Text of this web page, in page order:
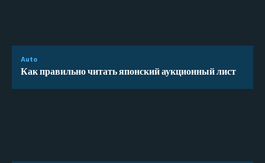
Auto
Как правильно читать японский аукционный лист